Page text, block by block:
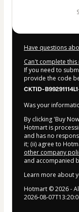
Have questions
Can't complete this
If you need to
provide the code
CKTID-
Was your
By clicking 'Buy
Hotmart is
and has no
it; (ii) agree to
other company
and accompanied
Learn more about
Hotmart ©2026-
2026-08-